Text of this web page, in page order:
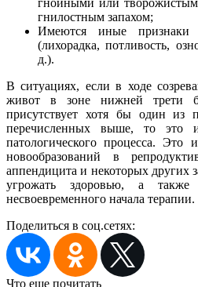
гнойными или
гнилостным запахом;
Имеются иные признаки
(лихорадка, потливость,
д.).
В ситуациях, если в ходе
живот в зоне нижней трети
присутствует хотя бы один из
перечисленных выше, то это
патологического процесса. Это
новообразований в
аппендицита и некоторых других
угрожать здоровью, а
несвоевременного начала терапии.
Поделиться в соц.сетях:
Что еще почитать